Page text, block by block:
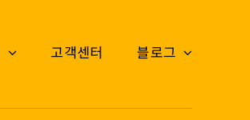
고객센터 블로그